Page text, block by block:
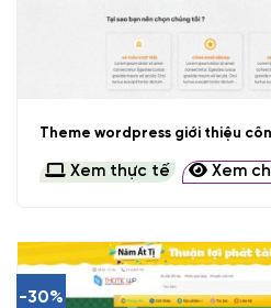
Theme wordpress giới thiệu
Xem thực tế Xem
-30%